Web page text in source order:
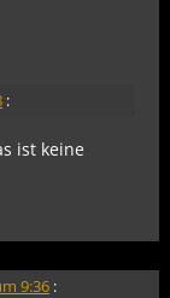
:
ist keine
9:36 :